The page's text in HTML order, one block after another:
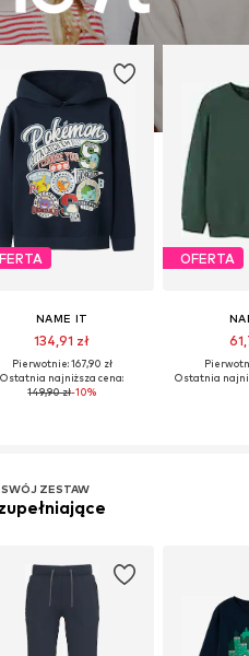
NAME IT
134,91 zł
Pierwotnie: 167,90 zł
Ostatnia najniższa cena:
149,90 zł-10%
OFERTA
Ostatnia
ZESTAW